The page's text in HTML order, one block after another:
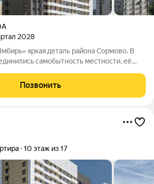
2028
Сормово. В
самобытность местности, её
поблизости: транспортная
точки, образовательные
Позвонить
10 этаж из 17